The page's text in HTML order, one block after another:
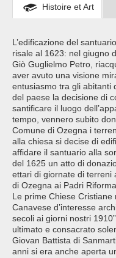
Histoire et Art
L’edificazione del
risale al 1623: nel giugno
Giò Guglielmo Petro,
aver avuto una visione
entusiasmo tra gli abitanti
del paese la decisione di
santificare il luogo
tempo, vennero subito
Comune di Ozegna i
alla chiesa si decise di
affidare il santuario alla
del 1625 un atto di
ettari di giornate di terreni
di Ozegna ai Padri
Le prime Chiese
Canavese d’interesse
secoli ai giorni nostri
ultimato e consacrato
Giovan Battista di
anni si era anche aperta